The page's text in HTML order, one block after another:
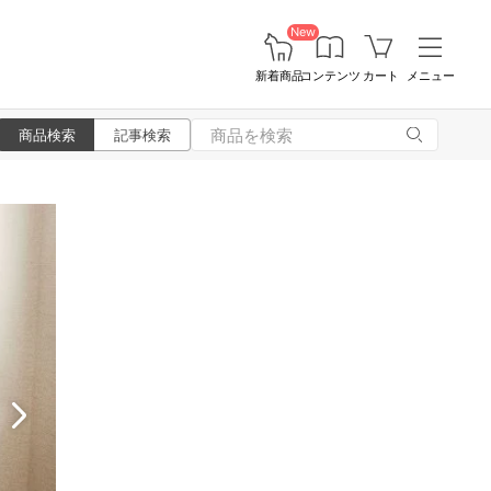
New
新着商品コンテンツ カート メニュー
商品検索 記事検索